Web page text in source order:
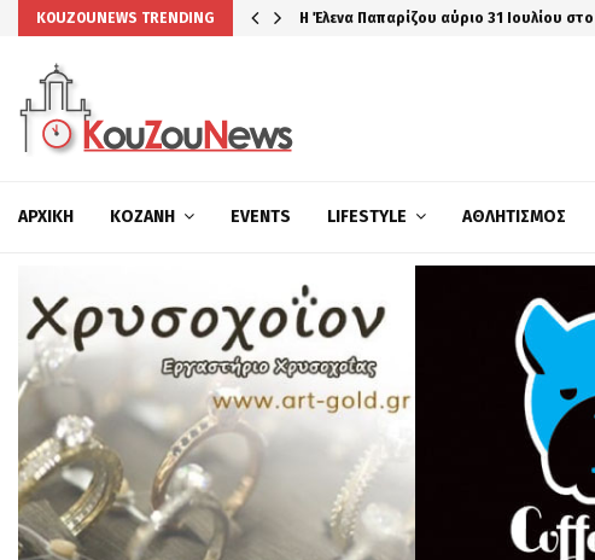
KOUZOUNEWS TRENDING Η Έλενα Παπαρίζου αύριο 31 Ιουλίου
ΑΡΧΙΚΉ ΚΟΖΆΝΗ EVENTS LIFESTYLE ΑΘΛΗΤΙΣΜΌΣ